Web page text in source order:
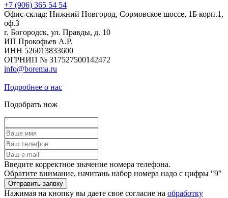
+7 (906) 365 54 54
Офис-склад: Нижний Новгород, Сормовское шоссе, 1Б корп.1,
оф.3
г. Богородск, ул. Правды, д. 10
ИП Прокофьев А.Р.
ИНН 526013833600
ОГРНИП № 317527500142472
info@borema.ru
Подробнее о нас
Подобрать нож
Введите корректное значение номера телефона.
Обратите внимание, начитань набор номера надо с цифры "9"
Нажимая на кнопку вы даете свое согласие на обработку